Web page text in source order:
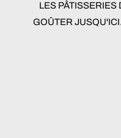
LES PÂTISSERIES
GOÛTER